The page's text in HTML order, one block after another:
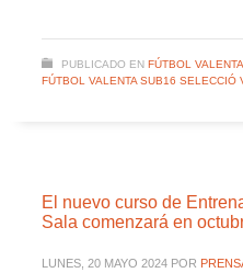
PUBLICADO EN FÚTBOL
FÚTBOL VALENTA SUB16 SELECCIÓ
El nuevo curso de
Sala comenzará en
LUNES, 20 MAYO 2024 POR